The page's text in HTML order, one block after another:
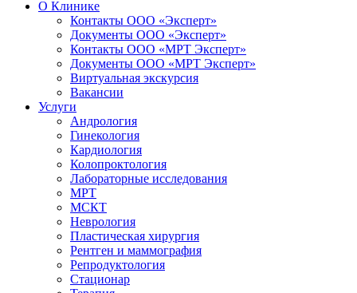
О Клинике
Контакты ООО «Эксперт»
Документы ООО «Эксперт»
Контакты ООО «МРТ Эксперт»
Документы ООО «МРТ Эксперт»
Виртуальная экскурсия
Вакансии
Услуги
Андрология
Гинекология
Кардиология
Колопроктология
Лабораторные исследования
МРТ
МСКТ
Неврология
Пластическая хирургия
Рентген и маммография
Репродуктология
Стационар